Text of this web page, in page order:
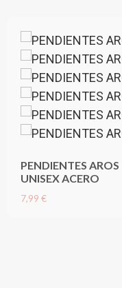
PENDIENTES AROS
UNISEX ACERO
7,99 €